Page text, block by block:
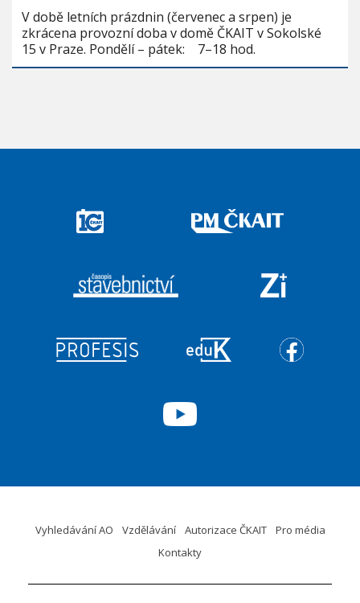
V době letních prázdnin (červenec a srpen) je
zkrácena provozní doba v domě ČKAIT v Sokolské
15 v Praze. Pondělí – pátek: 7–18 hod.
Vyhledávání AO Vzdělávání Autorizace ČKAIT
Pro média
Kontakty